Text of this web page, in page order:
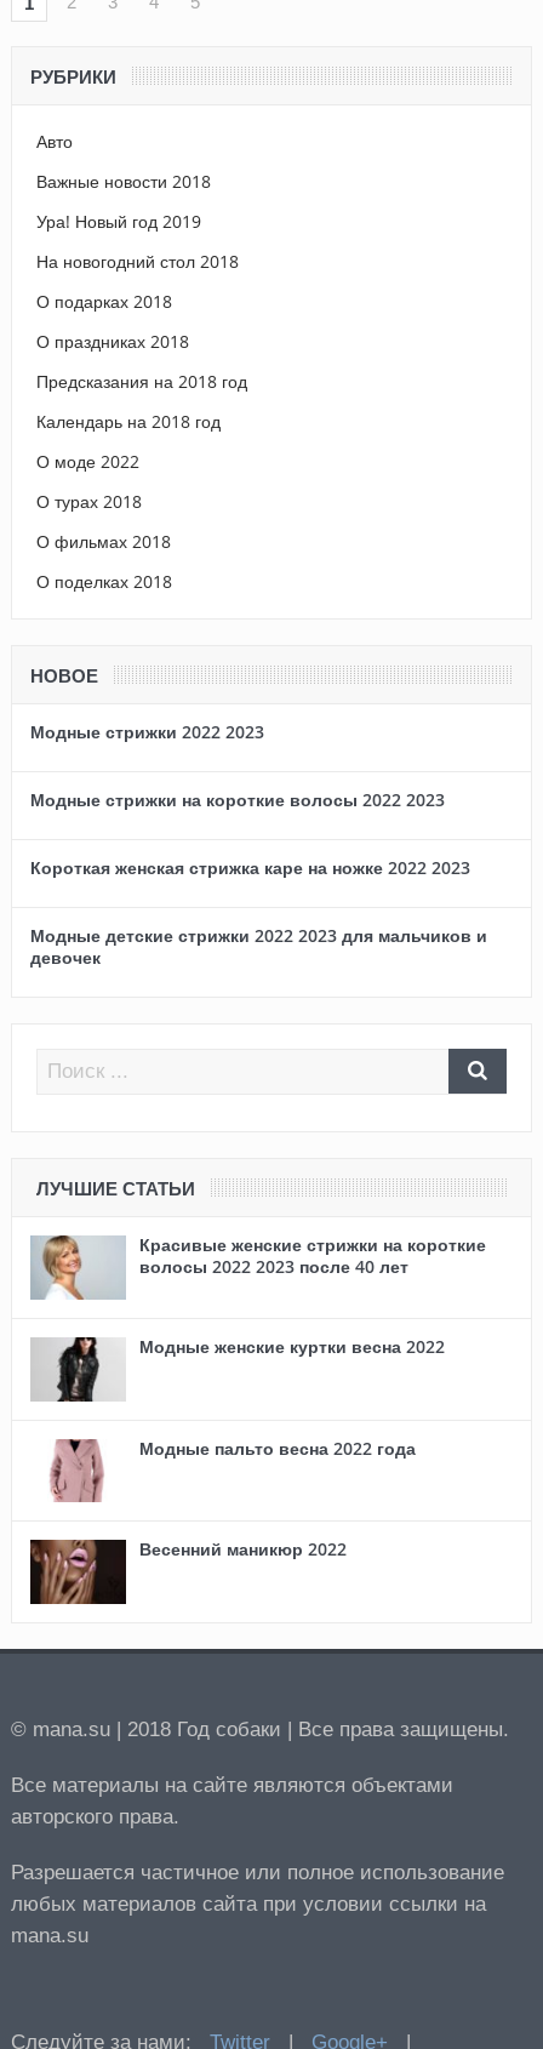
РУБРИКИ
Авто
Важные новости 2018
Ура! Новый год 2019
На новогодний стол 2018
О подарках 2018
О праздниках 2018
Предсказания на 2018 год
Календарь на 2018 год
О моде 2022
О турах 2018
О фильмах 2018
О поделках 2018
НОВОЕ
Модные стрижки 2022 2023
Модные стрижки на короткие волосы 2022 2023
Короткая женская стрижка каре на ножке 2022 2023
Модные детские стрижки 2022 2023 для мальчиков и
девочек
ЛУЧШИЕ СТАТЬИ
Красивые женские стрижки на короткие
волосы 2022 2023 после 40 лет
Модные женские куртки весна 2022
Модные пальто весна 2022 года
Весенний маникюр 2022
© mana.su | 2018 Год собаки | Все права защищены.
Все материалы на сайте являются объектами
авторского права.
Разрешается частичное или полное использование
любых материалов сайта при условии ссылки на
mana.su
Следуйте за нами: Twitter | Google+ |